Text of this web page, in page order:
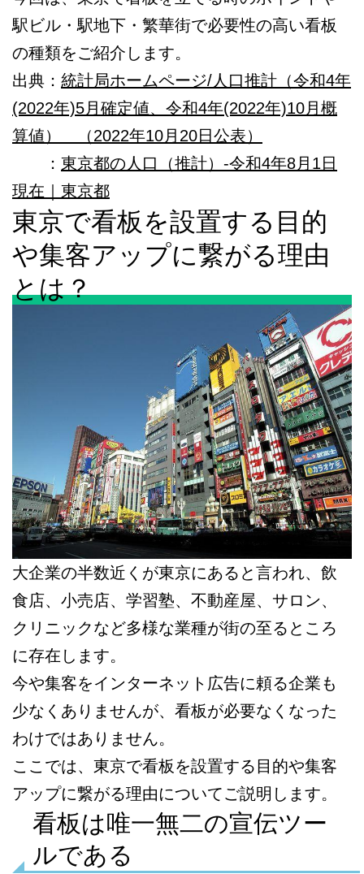
駅ビル・駅地下・繁華街で必要性の高い看板
の種類をご紹介します。
出典： 統計局ホームページ/人口推計（令和4年
(2022年)5月確定値、令和4年(2022年)10月概
算値） （2022年10月20日公表）
： 東京都の人口（推計）-令和4年8月1日
現在｜東京都
東京で看板を設置する目的
や集客アップに繋がる理由
とは？
大企業の半数近くが東京にあると言われ、飲
食店、小売店、学習塾、不動産屋、サロン、
クリニックなど多様な業種が街の至るところ
に存在します。
今や集客をインターネット広告に頼る企業も
少なくありませんが、看板が必要なくなった
わけではありません。
ここでは、東京で看板を設置する目的や集客
アップに繋がる理由についてご説明します。
看板は唯一無二の宣伝ツー
ルである